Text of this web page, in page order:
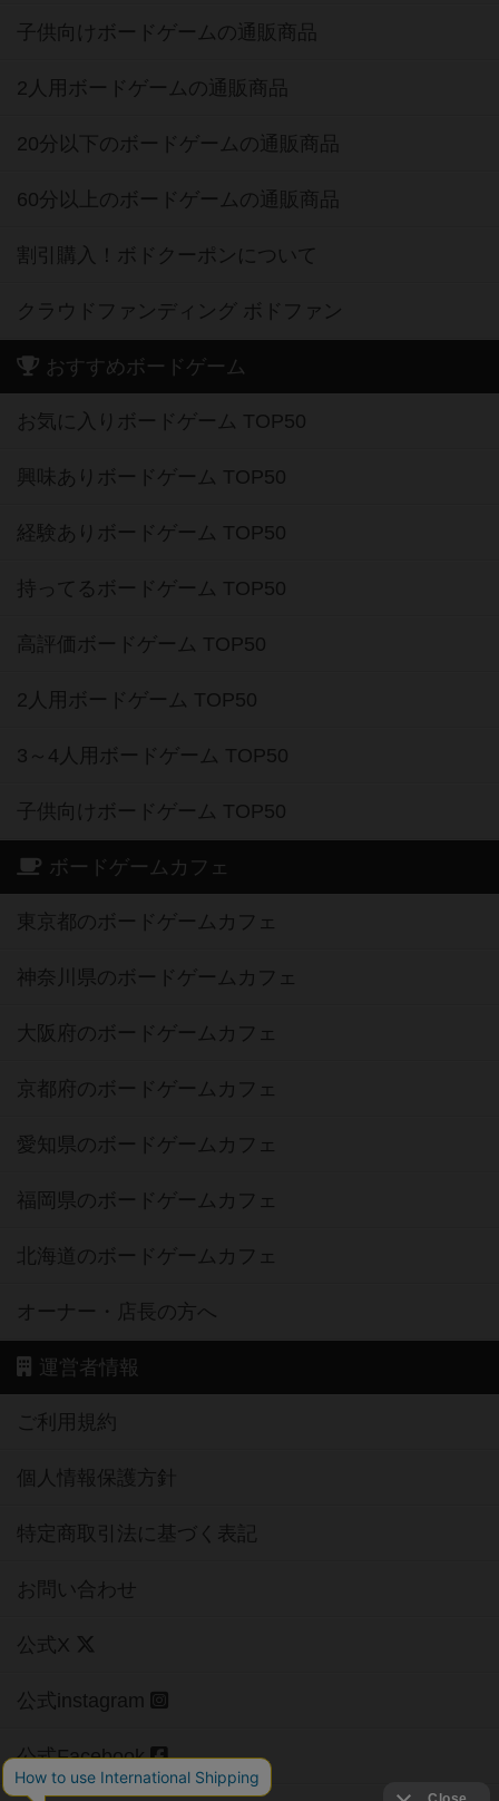
子供向けボードゲームの通販商品
2人用ボードゲームの通販商品
20分以下のボードゲームの通販商品
60分以上のボードゲームの通販商品
割引購入！ボドクーポンについて
クラウドファンディング ボドファン
おすすめボードゲーム
お気に入りボードゲーム TOP50
興味ありボードゲーム TOP50
経験ありボードゲーム TOP50
持ってるボードゲーム TOP50
高評価ボードゲーム TOP50
2人用ボードゲーム TOP50
3～4人用ボードゲーム TOP50
子供向けボードゲーム TOP50
ボードゲームカフェ
東京都のボードゲームカフェ
神奈川県のボードゲームカフェ
大阪府のボードゲームカフェ
京都府のボードゲームカフェ
愛知県のボードゲームカフェ
福岡県のボードゲームカフェ
北海道のボードゲームカフェ
オーナー・店長の方へ
運営者情報
ご利用規約
個人情報保護方針
特定商取引法に基づく表記
お問い合わせ
公式X
公式instagram
公式Facebook